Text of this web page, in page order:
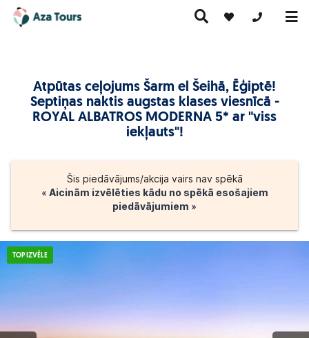
+371
ceļojumi
Ceļojumi
pa Eiropu
(ar
lidmašīnu)
Kruīzi
Karstie
piedāvājumi
Atpūtas ceļojums Šarm el Šeihā, Ēģiptē!
Septiņas naktis augstas klases viesnīcā -
ROYAL ALBATROS MODERNA 5* ar "viss
iekļauts"!
Šis piedāvājums/akcija vairs nav spēkā
« Aicinām izvēlēties kādu no spēkā esošajiem
piedāvājumiem »
TOP IZVĒLE